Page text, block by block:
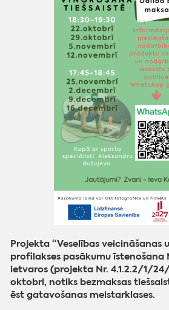
Projekta “Veselības veicināšanas
profilakses pasākumu īstenošana
ietvaros (projekta Nr. 4.1.2.2/1/
oktobri, notiks bezmaksas
ēst gatavošanas meistarklases.